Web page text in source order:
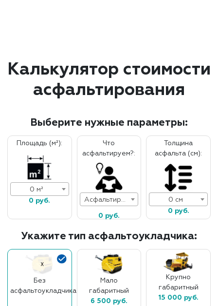
Калькулятор стоимости
асфальтирования
Выберите нужные параметры:
Площадь (м²):
0 м²
0 руб.
Что
асфальтируем?:
0 руб.
Толщина
асфальта (см):
0 см
0 руб.
Укажите тип асфальтоукладчика:
Без
асфальтоукладчика
Мало
габаритный
6 500 руб.
Крупно
габаритный
15 000 руб.